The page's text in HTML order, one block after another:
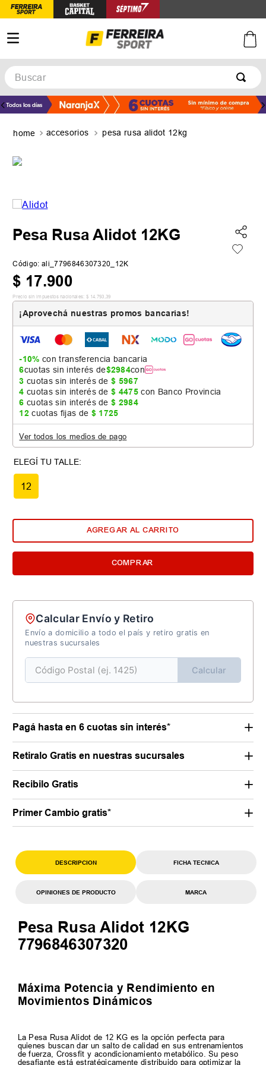
Buscar
TÉRMINOS MÁS BUSCADOS
3
5. zapatillas adidas
accesorios pesa rusa alidot 12kg
Pesa Rusa Alidot 12KG
Código: ali_7796846307320_12K
$ 17.900
Precio sin impuestos nacionales: $ 14 793 39
¡Aprovechá nuestras promos bancarias!
-10% con transferencia bancaria
6cuotas sin interés de$2984con
3 cuotas sin interés de$ 5967
4 cuotas sin interés de$ 4475 con Banco Provincia
6 cuotas sin interés de$ 2984
12 cuotas fijas de $ 1725
Ver todos los medios de pago
12
AGREGAR AL CARRITO
COMPRAR
Calcular Envío y Retiro
Envío a domicilio a todo el país y retiro gratis en
nuestras sucursales
Calcular
Pagá hasta en 6 cuotas sin interés*
Retiralo Gratis en nuestras sucursales
Recibilo Gratis
Primer Cambio gratis*
DESCRIPCION FICHA TECNICA
OPINIONES DE PRODUCTO MARCA
Pesa Rusa Alidot 12KG
7796846307320
Máxima Potencia y Rendimiento en
Movimientos Dinámicos
La Pesa Rusa Alidot de 12 KG es la opción perfecta para
quienes buscan dar un salto de calidad en sus entrenamientos
de fuerza, Crossfit y acondicionamiento metabólico. Su peso
desafiante está estratégicamente distribuido para optimizar la